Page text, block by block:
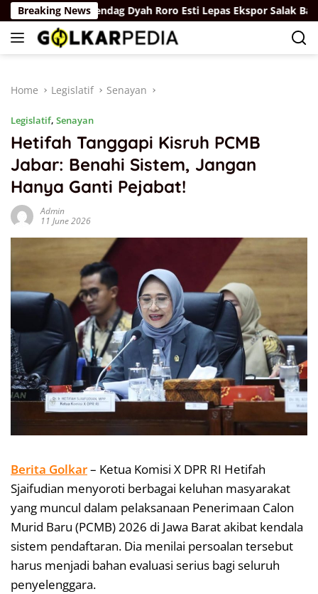
Skip
to
content
Breaking News
Wamendag Dyah Roro Esti Lepas Ekspor Salak Bali ke
Home Legislatif Senayan
Legislatif, Senayan
Hetifah Tanggapi Kisruh PCMB
Jabar: Benahi Sistem, Jangan
Hanya Ganti Pejabat!
Admin
11 June 2026
Berita Golkar– Ketua Komisi X DPR RI Hetifah
Sjaifudian menyoroti berbagai keluhan masyarakat
yang muncul dalam pelaksanaan Penerimaan Calon
Murid Baru (PCMB) 2026 di Jawa Barat akibat kendala
sistem pendaftaran. Dia menilai persoalan tersebut
harus menjadi bahan evaluasi serius bagi seluruh
penyelenggara.